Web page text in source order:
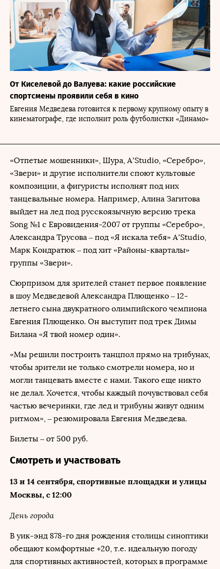
От Киселевой до Валуева: какие российские
спортсмены проявили себя в кино
Евгения Медведева готовится к первому крупному опыту в
кинематографе, где исполнит роль футболистки «Динамо»
«Отпетые мошенники», Шура, A’Studio, «Серебро»,
«Звери» и другие исполнители споют культовые
композиции, а фигуристы исполнят под них
танцевальные номера. Например, Алина Загитова
выйдет на лед под русскоязычную версию трека
Song №1 c Евровидения-2007 от группы «Серебро»,
Александра Трусова – под «Я искала тебя» A’Studio,
Марк Кондратюк – под хит «Районы-кварталы»
группы «Звери».
Сюрпризом для зрителей станет первое появление
в шоу Медведевой Александра Плющенко – 12-
летнего сына двукратного олимпийского чемпиона
Евгения Плющенко. Он выступит под трек Димы
Билана «Я твой номер один».
«Мы решили построить танцпол прямо на трибунах,
чтобы зрители не только смотрели номера, но и
могли танцевать вместе с нами. Такого еще никто
не делал. Хочется, чтобы каждый почувствовал себя
частью вечеринки, где лед и трибуны живут одним
ритмом», – резюмировала Евгения Медведева.
Билеты – от 500 руб.
Смотреть и участвовать
13 и 14 сентября, спортивные площадки и улицы
Москвы, с 12:00
День города
В уик-энд 878-го дня рождения столицы синоптики
обещают комфортные +20, т.е. идеальную погоду
для спортивных активностей, которых в программе